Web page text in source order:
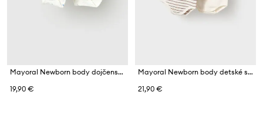
Mayoral Newborn body dojčenské s bavlnou
19,90 €
Mayoral Newborn body detské s bavlnou 2-pak
21,90 €